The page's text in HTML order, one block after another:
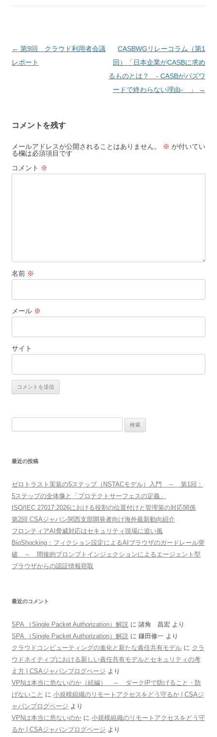
投稿ナビゲーション
← 第9回 クラウド利用者会議
レポート
CASBWGリレーコラム（第1
回）「日本企業がCASBに求め
るものとは？ - CASBがバズワ
ードで終わらない理由- 」
→
コメントを残す
メールアドレスが公開されることはありません。 ※ が付いてい
る欄は必須項目です
コメント ※
名前 ※
メール ※
サイト
索:
最近の投稿
ゼロトラスト実装の5ステップ（NSTACモデル）入門 ～ 第1回：
5ステップの全体像と「プロテクトサーフェスの定義」
ISO/IEC 27017:2026における役割の位置付けと管理策の対応関係
第2回 CSAジャパン関西支部開発者向け海外最新動向紹介
フロンティアAI脅威対応はセキュリティ現場に追い風
BioShocking：フィクション設定によるAIブラウザのガードレール突
破 ～ 間接的プロンプトインジェクションによるエージェント型
ブラウザからの認証情報窃取
最近のコメント
SPA （Single Packet Authorization）解説 に 諸角 昌宏 より
SPA （Single Packet Authorization）解説 に 鎌田修一 より
クラウドコンピューティングの進化と新たな責任共有モデル に クラ
ウドネイティブにおける新しい責任共有モデルとセキュリティの考
え方 | CSAジャパンブログページ より
VPNは本当に危ないのか（続編） ～ ダークIPで防げること・防
げないこと に 小規模組織のリモートアクセスをどう守るか | CSAジ
ャパンブログページ より
VPNは本当に危ないのか に 小規模組織のリモートアクセスをどう守
るか | CSAジャパンブログページ より